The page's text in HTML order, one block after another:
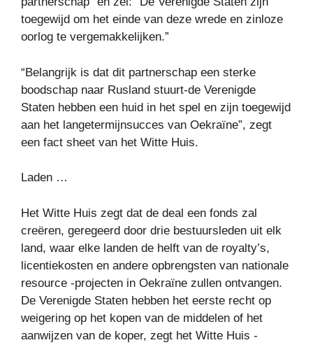
toegewijd om het einde van deze wrede en zinloze
oorlog te vergemakkelijken.”
“Belangrijk is dat dit partnerschap een sterke
boodschap naar Rusland stuurt-de Verenigde
Staten hebben een huid in het spel en zijn toegewijd
aan het langetermijnsucces van Oekraïne”, zegt
een fact sheet van het Witte Huis.
Laden …
Het Witte Huis zegt dat de deal een fonds zal
creëren, geregeerd door drie bestuursleden uit elk
land, waar elke landen de helft van de royalty’s,
licentiekosten en andere opbrengsten van nationale
resource -projecten in Oekraïne zullen ontvangen.
De Verenigde Staten hebben het eerste recht op
weigering op het kopen van de middelen of het
aanwijzen van de koper, zegt het Witte Huis -